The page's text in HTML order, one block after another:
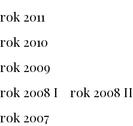
rok 2011
rok 2010
rok 2009
rok 2008 I rok 2008 II
rok 2007